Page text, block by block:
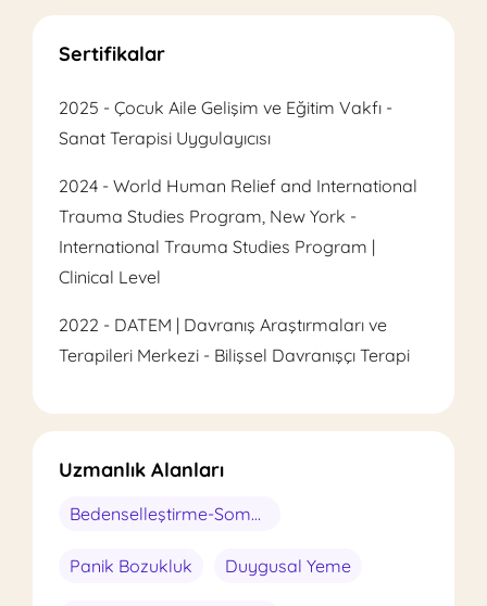
Sertifikalar
2025 - Çocuk Aile Gelişim ve Eğitim Vakfı -
Sanat Terapisi Uygulayıcısı
2024 - World Human Relief and International
Trauma Studies Program, New York -
International Trauma Studies Program |
Clinical Level
2022 - DATEM | Davranış Araştırmaları ve
Terapileri Merkezi - Bilişsel Davranışçı Terapi
Uzmanlık Alanları
Bedenselleştirme-Somatizasyon
Panik Bozukluk Duygusal Yeme